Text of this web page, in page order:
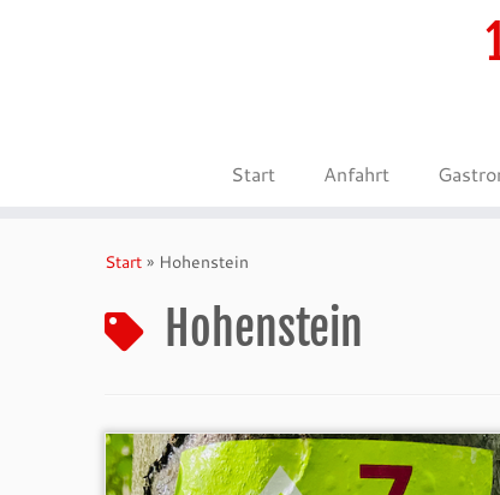
Start Anfahrt
Start » Hohenstein
Hohenstein